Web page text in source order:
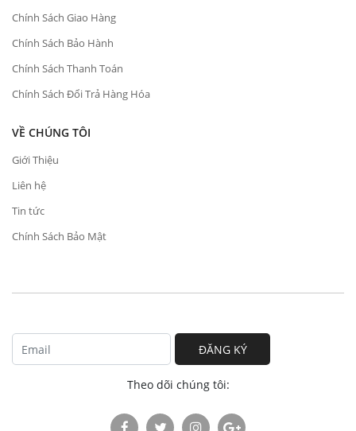
Chính Sách Giao Hàng
Chính Sách Bảo Hành
Chính Sách Thanh Toán
Chính Sách Đổi Trả Hàng Hóa
VỀ CHÚNG TÔI
Giới Thiệu
Liên hệ
Tin tức
Chính Sách Bảo Mật
ĐĂNG KÝ
Theo dõi chúng tôi: